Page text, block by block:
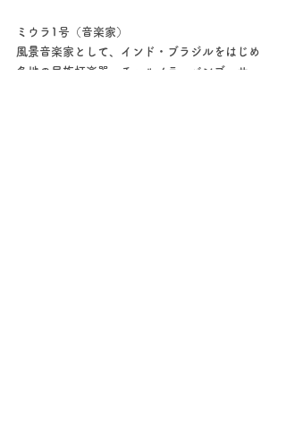
ミウラ1号（音楽家）
風景音楽家として、インド・ブラジルをはじめ
各地の民族打楽器、チャルメラ・バンブーサッ